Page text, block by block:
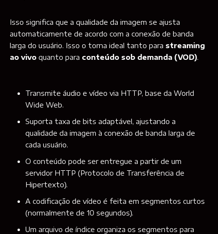
Isso significa que a qualidade da imagem se ajusta
automaticamente de acordo com a conexão de banda
larga do usuário. Isso o torna ideal tanto para streaming
ao vivo quanto para conteúdo sob demanda (VOD).
Transmite áudio e vídeo via HTTP, base da World
Wide Web.
Suporta taxa de bits adaptável, ajustando a
qualidade da imagem à conexão de banda larga de
cada usuário.
O conteúdo pode ser entregue a partir de um
servidor HTTP (Protocolo de Transferência de
Hipertexto).
A codificação de vídeo é feita em segmentos curtos
(normalmente de 10 segundos).
Um arquivo de índice organiza os segmentos para